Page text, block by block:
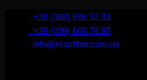
İçeriğe+38 (068) 698 32 93
+38 (098) 608 78 85
info@masfilter.com.ua